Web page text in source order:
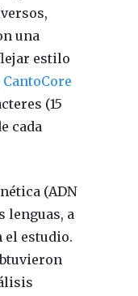
una
estilo
CantoCore
(15
cada
(ADN
lenguas, a
el estudio.